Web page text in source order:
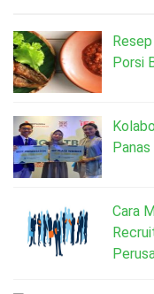
Porsi
Cara